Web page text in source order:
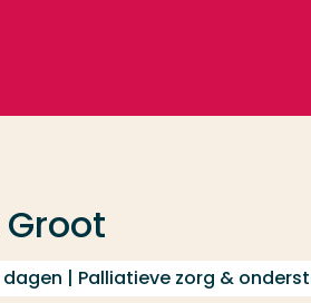
dagen | Palliatieve zorg &